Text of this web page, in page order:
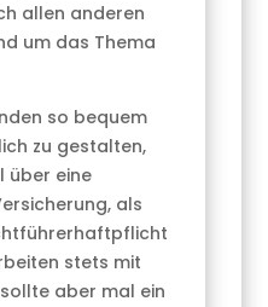
allen anderen
um das Thema
so bequem
zu gestalten,
über eine
als
stets mit
aber mal ein